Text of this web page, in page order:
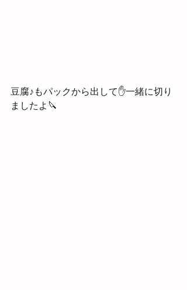
豆腐♪もパックから出して✋一緒に切り
ましたよ🔪